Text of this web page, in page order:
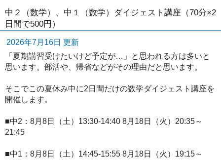
中２（数学）、中１（数学）ダイジェスト講座（70分×2
日間で500円）
2026年7月16日 更新
「夏期講習受けたいけど予定が…」と思われる方は多いと
思います。部活や、帰省などがその理由だと思います。
そこでこの夏休み中に2日間だけの数学ダイジェスト講座を
開催します。
■中2：8月8日（土）13:30-14:40 8月18日（火）20:35～
21:45
■中1：8月8日（土）14:45-15:55 8月18日（火）19:15～